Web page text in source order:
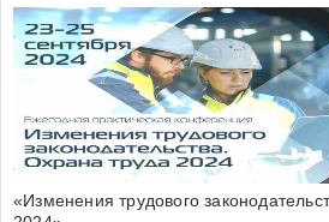
«Изменения трудового